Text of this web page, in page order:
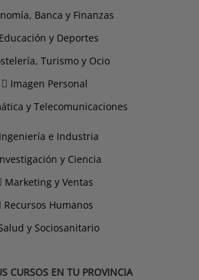
Banca y Finanzas
Educación y Deportes
Turismo y Ocio
Imagen Personal
y Telecomunicaciones
Ingeniería e Industria
y Ciencia
Marketing y Ventas
Recursos Humanos
y Sociosanitario
CURSOS EN TU PROVINCIA